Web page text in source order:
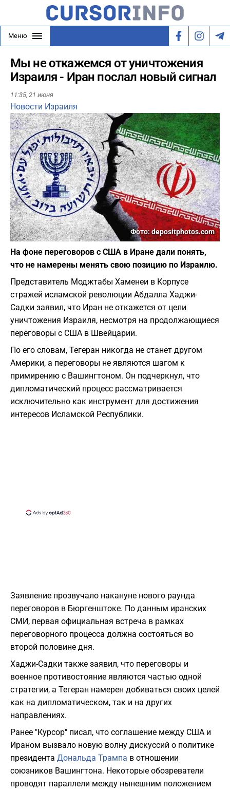
Меню
Мы не откажемся от уничтожения
Израиля - Иран послал новый сигнал
11:35, 21 июня
Новости Израиля
Фото: depositphotos.com
На фоне переговоров с США в Иране дали понять,
что не намерены менять свою позицию по Израилю.
Представитель Моджтабы Хаменеи в Корпусе
стражей исламской революции Абдалла Хаджи-
Садки заявил, что Иран не откажется от цели
уничтожения Израиля, несмотря на продолжающиеся
переговоры с США в Швейцарии.
По его словам, Тегеран никогда не станет другом
Америки, а переговоры не являются шагом к
примирению с Вашингтоном. Он подчеркнул, что
дипломатический процесс рассматривается
исключительно как инструмент для достижения
интересов Исламской Республики.
Заявление прозвучало накануне нового раунда
переговоров в Бюргенштоке. По данным иранских
СМИ, первая официальная встреча в рамках
переговорного процесса должна состояться во
второй половине дня.
Хаджи-Садки также заявил, что переговоры и
военное противостояние являются частью одной
стратегии, а Тегеран намерен добиваться своих целей
как на дипломатическом, так и на других
направлениях.
Ранее "Курсор" писал, что соглашение между США и
Ираном вызвало новую волну дискуссий о политике
президента Дональда Трампа в отношении
союзников Вашингтона. Некоторые обозреватели
проводят параллели между нынешним положением